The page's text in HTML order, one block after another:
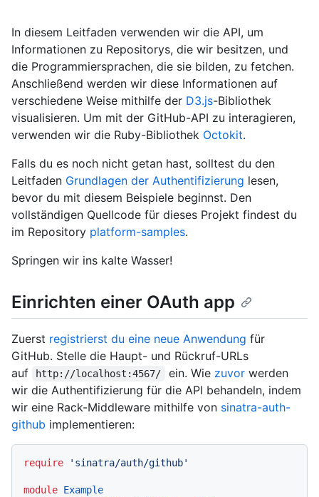
In diesem Leitfaden verwenden wir die API, um
Informationen zu Repositorys, die wir besitzen, und
die Programmiersprachen, die sie bilden, zu fetchen.
Anschließend werden wir diese Informationen auf
verschiedene Weise mithilfe der D3.js-Bibliothek
visualisieren. Um mit der GitHub-API zu interagieren,
verwenden wir die Ruby-Bibliothek Octokit.
Falls du es noch nicht getan hast, solltest du den
Leitfaden Grundlagen der Authentifizierung lesen,
bevor du mit diesem Beispiele beginnst. Den
vollständigen Quellcode für dieses Projekt findest du
im Repository platform-samples.
Springen wir ins kalte Wasser!
Einrichten einer OAuth app
Zuerst registrierst du eine neue Anwendung für
GitHub. Stelle die Haupt- und Rückruf-URLs
auf
http://localhost:4567/ ein. Wie zuvorwerden
wir die Authentifizierung für die API behandeln, indem
wir eine Rack-Middleware mithilfe von sinatra-auth-
github implementieren:
require 'sinatra/auth/github'
module Example